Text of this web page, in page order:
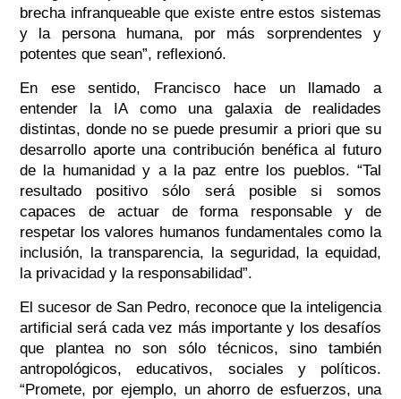
brecha infranqueable que existe entre estos sistemas
y la persona humana, por más sorprendentes y
potentes que sean”, reflexionó.
En ese sentido, Francisco hace un llamado a
entender la IA como una galaxia de realidades
distintas, donde no se puede presumir a priori que su
desarrollo aporte una contribución benéfica al futuro
de la humanidad y a la paz entre los pueblos. “Tal
resultado positivo sólo será posible si somos
capaces de actuar de forma responsable y de
respetar los valores humanos fundamentales como la
inclusión, la transparencia, la seguridad, la equidad,
la privacidad y la responsabilidad”.
El sucesor de San Pedro, reconoce que la inteligencia
artificial será cada vez más importante y los desafíos
que plantea no son sólo técnicos, sino también
antropológicos, educativos, sociales y políticos.
“Promete, por ejemplo, un ahorro de esfuerzos, una